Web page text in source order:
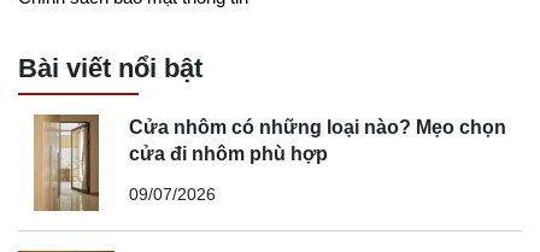
Bài viết nổi bật
Cửa nhôm có những loại nào? Mẹo chọn
cửa đi nhôm phù hợp
09/07/2026